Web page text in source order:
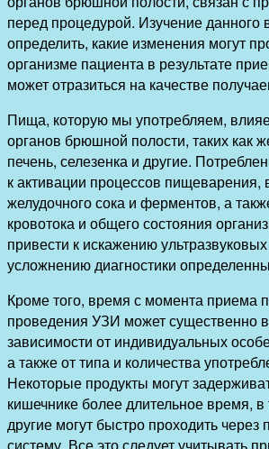
перед процедурой. Изучение данного
определить, какие изменения могут
организме пациента в результате
может отразиться на качестве
Пища, которую мы употребляем,
органов брюшной полости, таких как
печень, селезенка и другие.
к активации процессов
желудочного сока и ферментов, а
кровотока и общего состояния
привести к искажению
усложнению диагностики
Кроме того, время с момента приема
проведения УЗИ может существенно
зависимости от индивидуальных
а также от типа и количества
Некоторые продукты могут
кишечнике более длительное время, в
другие могут быстро проходить
систему. Все это следует учитывать